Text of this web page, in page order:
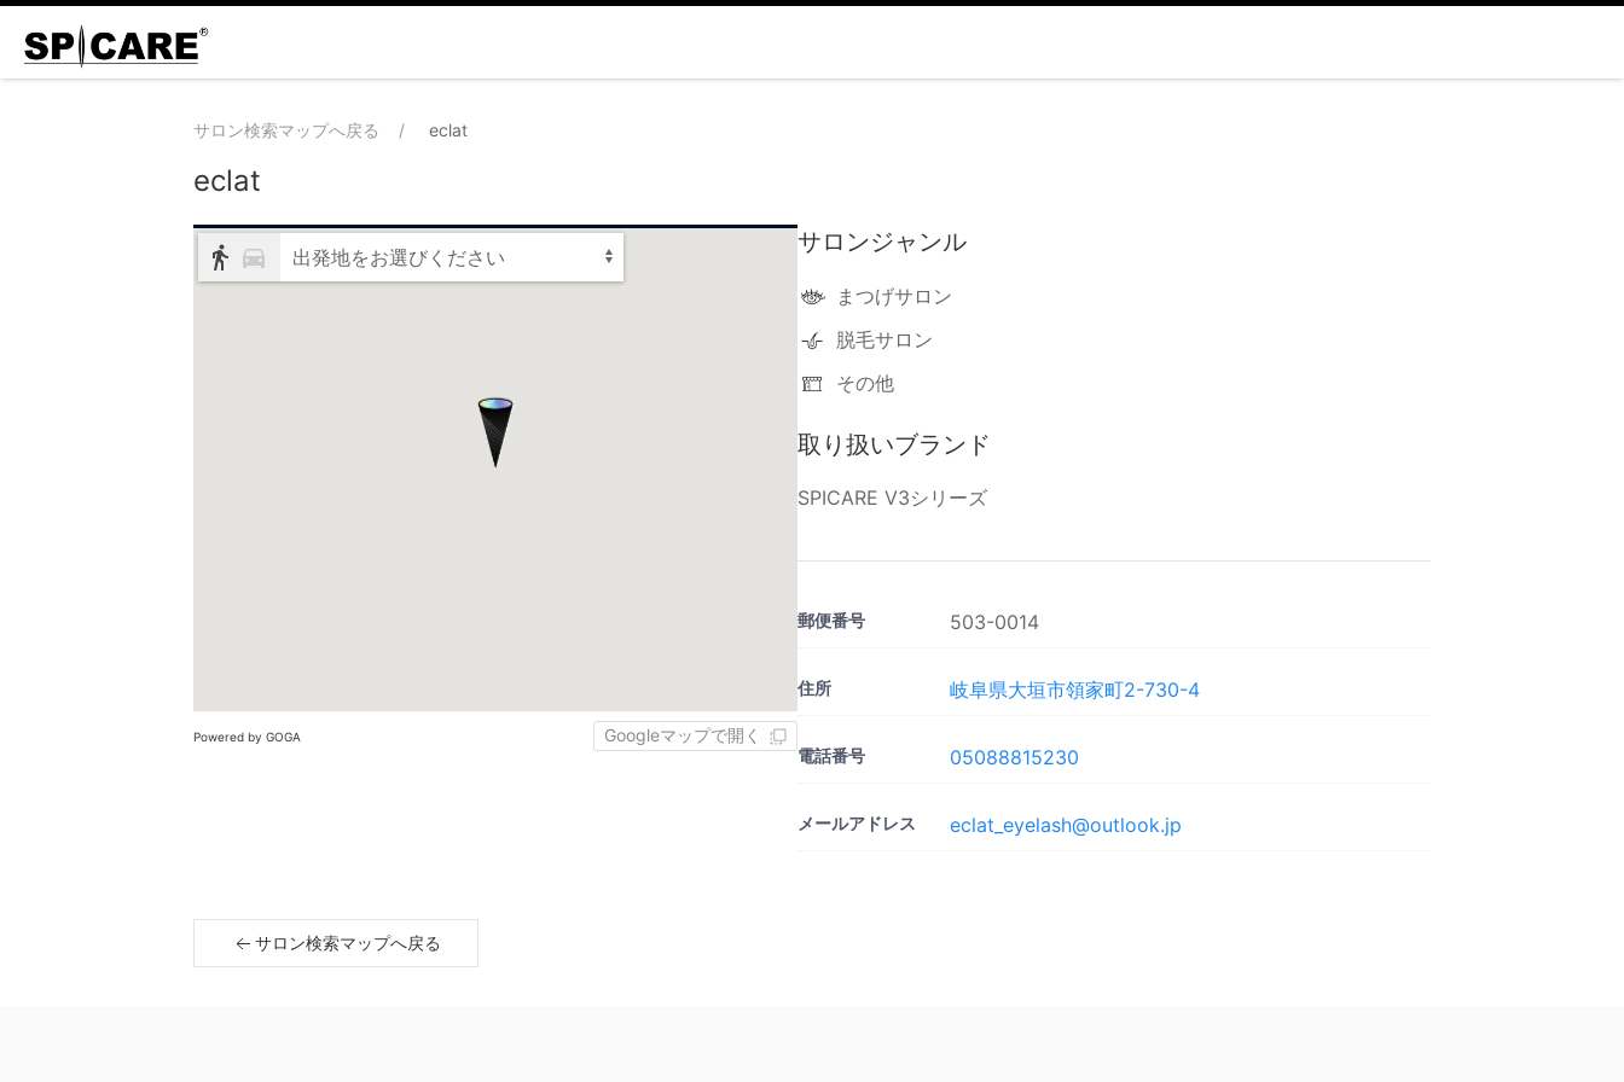
サロン検索マップへ戻る eclat
eclat
出発地をお選びください
Powered by GOGA Googleマップで開く
サロンジャンル
まつげサロン
脱毛サロン
その他
取り扱いブランド
SPICARE V3シリーズ
郵便番号 503-0014
住所 岐阜県大垣市領家町2-730-4
電話番号 05088815230
メールアドレス eclat_eyelash@outlook.jp
サロン検索マップへ戻る